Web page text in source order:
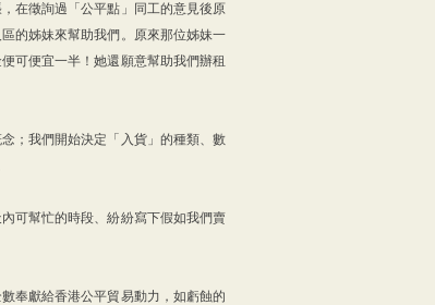
在徵詢過「公平點」同工的意見後原
的姊妹來幫助我們。原來那位姊妹一
可便宜一半！她還願意幫助我們辦租
；我們開始決定「入貨」的種類、數
可幫忙的時段、紛紛寫下假如我們賣
奉獻給香港公平貿易動力，如虧蝕的